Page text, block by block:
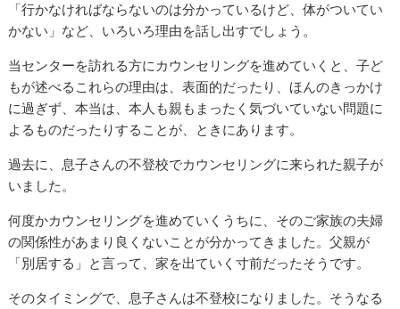
「行かなければならないのは分かっているけど、体がついてい
かない」など、いろいろ理由を話し出すでしょう。
当センターを訪れる方にカウンセリングを進めていくと、子ど
もが述べるこれらの理由は、表面的だったり、ほんのきっかけ
に過ぎず、本当は、本人も親もまったく気づいていない問題に
よるものだったりすることが、ときにあります。
過去に、息子さんの不登校でカウンセリングに来られた親子が
いました。
何度かカウンセリングを進めていくうちに、そのご家族の夫婦
の関係性があまり良くないことが分かってきました。父親が
「別居する」と言って、家を出ていく寸前だったそうです。
そのタイミングで、息子さんは不登校になりました。そうなる